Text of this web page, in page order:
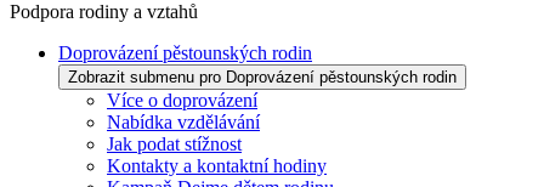
Podpora rodiny a vztahů
Doprovázení pěstounských rodin
Zobrazit submenu pro Doprovázení pěstounských rodin
Více o doprovázení
Nabídka vzdělávání
Jak podat stížnost
Kontakty a kontaktní hodiny